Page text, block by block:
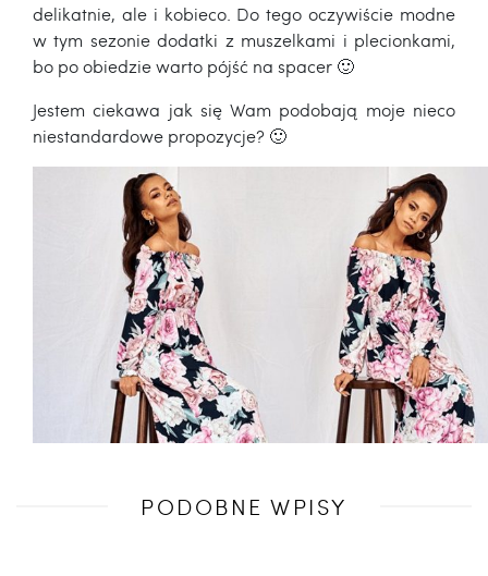
delikatnie, ale i kobieco. Do tego oczywiście modne
w tym sezonie dodatki z muszelkami i plecionkami,
bo po obiedzie warto pójść na spacer 🙂
Jestem ciekawa jak się Wam podobają moje nieco
niestandardowe propozycje? 🙂
PODOBNE WPISY